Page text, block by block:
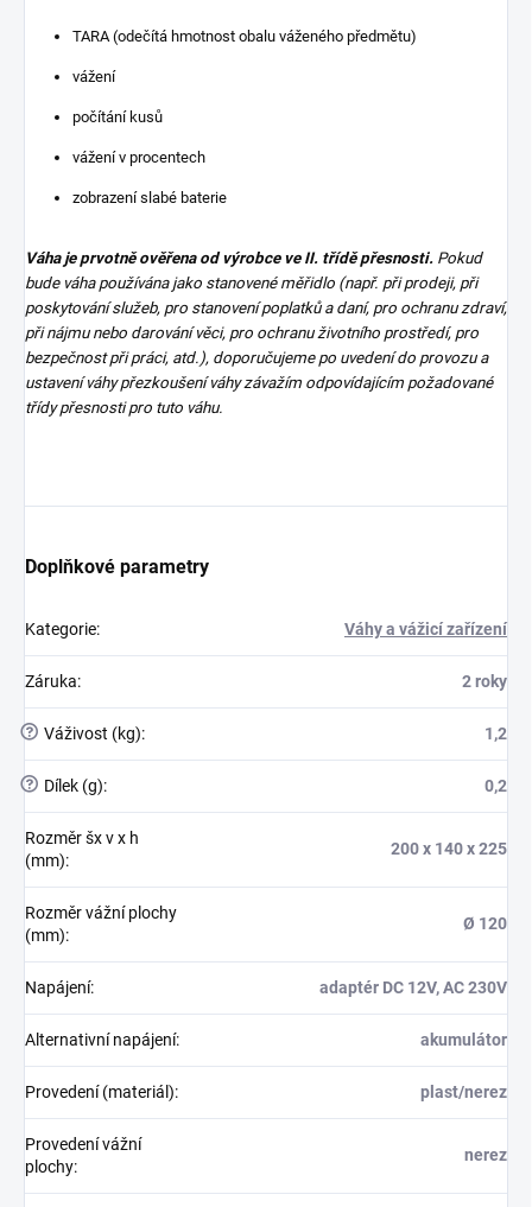
TARA (odečítá hmotnost obalu váženého předmětu)
vážení
počítání kusů
vážení v procentech
zobrazení slabé baterie
Váha je prvotně ověřena od výrobce ve II. třídě přesnosti. Pokud
bude váha používána jako stanovené měřidlo (např. při prodeji, při
poskytování služeb, pro stanovení poplatků a daní, pro ochranu zdraví,
při nájmu nebo darování věci, pro ochranu životního prostředí, pro
bezpečnost při práci, atd.), doporučujeme po uvedení do provozu a
ustavení váhy přezkoušení váhy závažím odpovídajícím požadované
třídy přesnosti pro tuto váhu.
Doplňkové parametry
Kategorie: Váhy a vážicí zařízení
Záruka: 2 roky
? Váživost (kg): 1,2
? Dílek (g): 0,2
Rozměr šx v x h
(mm):
200 x 140 x 225
Rozměr vážní plochy
(mm):
Ø 120
Napájení: adaptér DC 12V, AC 230V
Alternativní napájení: akumulátor
Provedení (materiál): plast/nerez
Provedení vážní
plochy:
nerez